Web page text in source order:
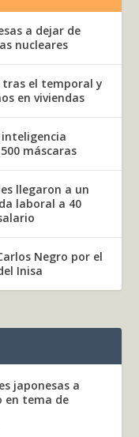
a dejar de
nucleares
tras el temporal y
en viviendas
inteligencia
máscaras
llegaron a un
laboral a 40
Negro por el
Inisa
japonesas a
en tema de